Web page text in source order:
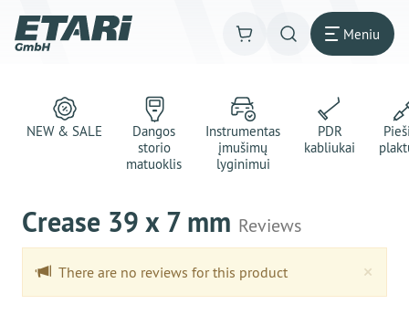
Meniu
NEW & SALE
Dangos
storio
matuoklis
Instrumentas
įmušimų
lyginimui
PDR
kabliukai
Crease 39 x 7 mm Reviews
×
There are no reviews for this product